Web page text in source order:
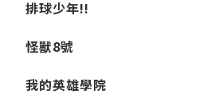
排球少年!!
怪獸8號
我的英雄學院